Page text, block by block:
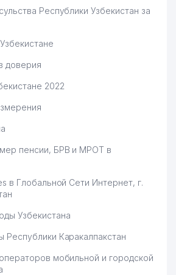
Республики Узбекистан за
доверия
2022
пенсии, БРВ и МРОТ в
в Глобальной Сети Интернет, г.
Узбекистана
Республики Каракалпакстан
мобильной и городской